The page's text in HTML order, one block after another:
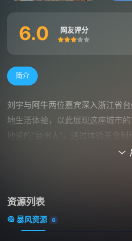
6.0 网友评分
很差较差还行
推荐
力荐
简介
刘宇与阿牛两位嘉宾深入浙江省
地生活体验，以此展现这座城市
地道的“台州人”，通过体验美食
水席、海鲜排档跑堂、随船出海
传承与青春活力，以真实叙事传

资源列表
暴风资源 6